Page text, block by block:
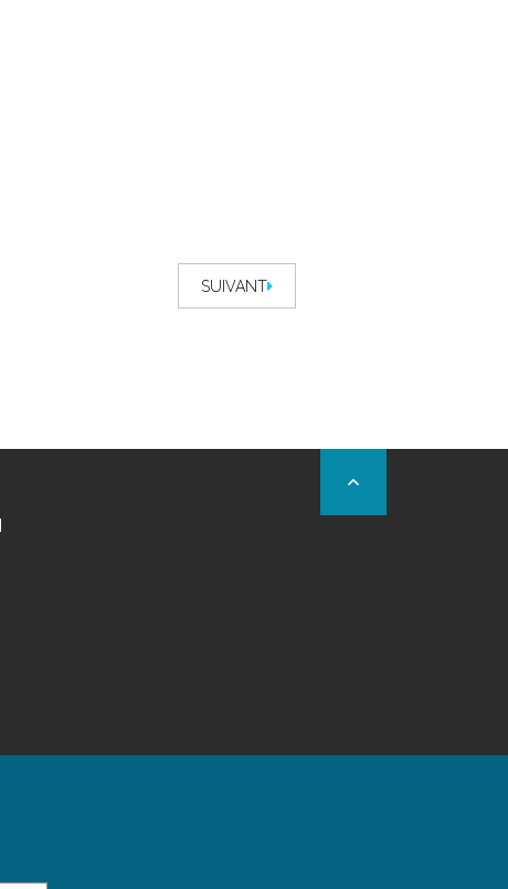
SUIVANT